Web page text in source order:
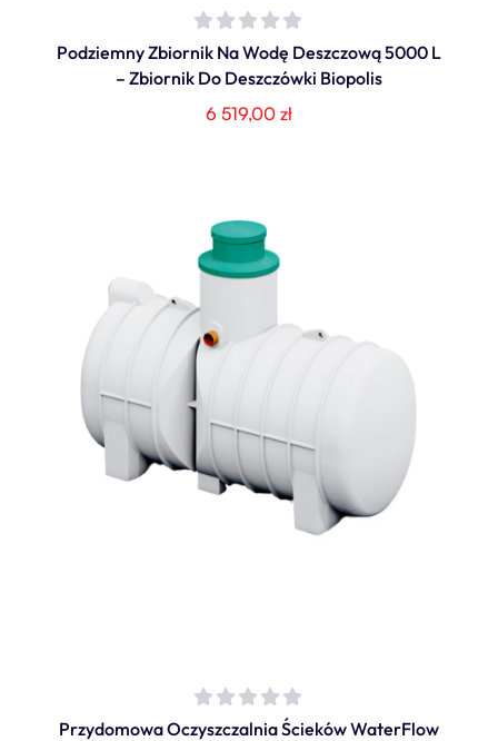
Podziemny Zbiornik Na Wodę Deszczową 5000 L
– Zbiornik Do Deszczówki Biopolis
6 519,00 zł
Przydomowa Oczyszczalnia Ścieków WaterFlow